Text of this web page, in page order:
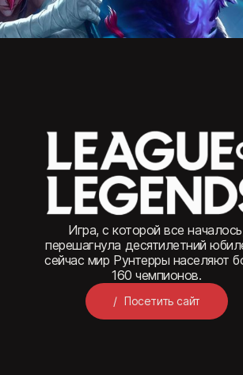
Игра, с которой все
перешагнула десятилетний
сейчас мир Рунтерры населяют
160 чемпионов.
Посетить сайт